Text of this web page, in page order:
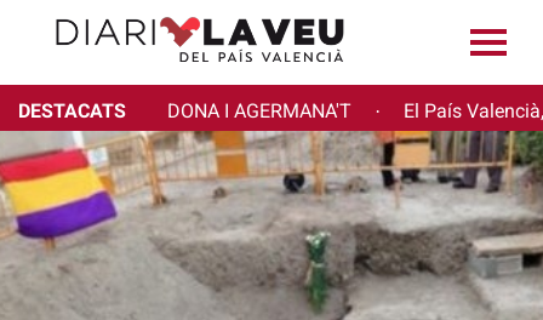
DESTACATS DONA I AGERMANA'T · El País